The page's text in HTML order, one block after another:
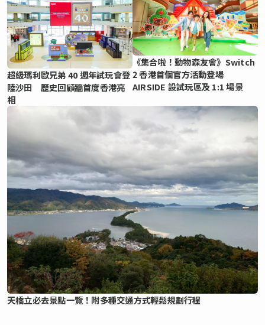
超級瑪利歐兄弟 40 週年試玩會登
陸沙田 歷史回顧牆首度香港亮
相
《集合啦！動物森友會》Switch
2 香港首個官方活動登場
AIRSIDE 設試玩區及 1:1 場景
天橋立必去景點一覽！附多種交通方式輕鬆規劃行程